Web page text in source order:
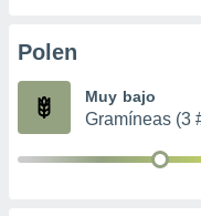
e
mediante
publicidad
Polen
Muy bajo
Gramíneas (3